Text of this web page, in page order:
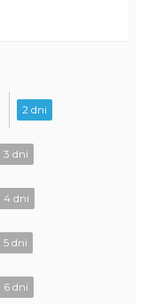
2 dni
3 dni
4 dni
5 dni
6 dni